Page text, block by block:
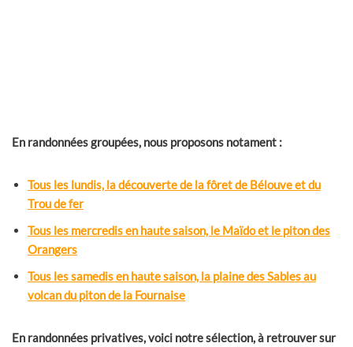
En randonnées groupées, nous proposons notament :
Tous les lundis, la découverte de la fôret de Bélouve et du
Trou de fer
Tous les mercredis en haute saison, le Maïdo et le piton des
Orangers
Tous les samedis en haute saison, la plaine des Sables au
volcan du piton de la Fournaise
En randonnées privatives, voici notre sélection, à retrouver sur